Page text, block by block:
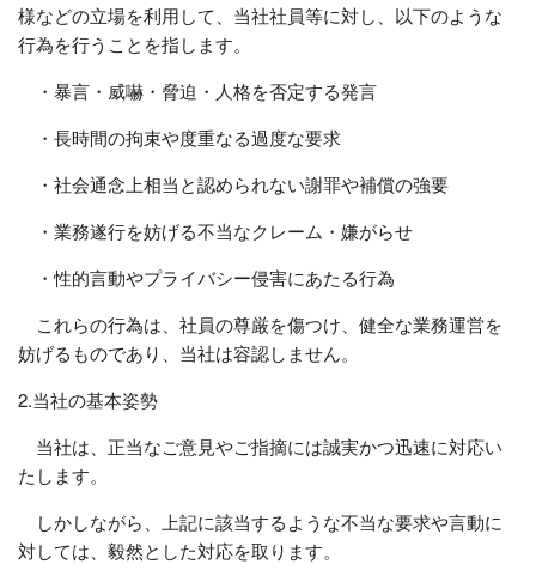
様などの立場を利用して、当社社員等に対し、以下のような
行為を行うことを指します。
・暴言・威嚇・脅迫・人格を否定する発言
・長時間の拘束や度重なる過度な要求
・社会通念上相当と認められない謝罪や補償の強要
・業務遂行を妨げる不当なクレーム・嫌がらせ
・性的言動やプライバシー侵害にあたる行為
これらの行為は、社員の尊厳を傷つけ、健全な業務運営を
妨げるものであり、当社は容認しません。
2.当社の基本姿勢
当社は、正当なご意見やご指摘には誠実かつ迅速に対応い
たします。
しかしながら、上記に該当するような不当な要求や言動に
対しては、毅然とした対応を取ります。